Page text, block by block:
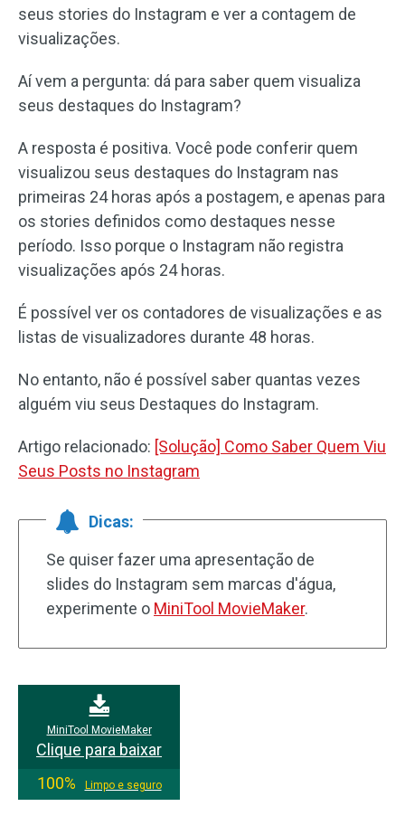
seus stories do Instagram e ver a contagem de
visualizações.
Aí vem a pergunta: dá para saber quem visualiza
seus destaques do Instagram?
A resposta é positiva. Você pode conferir quem
visualizou seus destaques do Instagram nas
primeiras 24 horas após a postagem, e apenas para
os stories definidos como destaques nesse
período. Isso porque o Instagram não registra
visualizações após 24 horas.
É possível ver os contadores de visualizações e as
listas de visualizadores durante 48 horas.
No entanto, não é possível saber quantas vezes
alguém viu seus Destaques do Instagram.
Artigo relacionado: [Solução] Como Saber Quem Viu
Seus Posts no Instagram
Dicas:
Se quiser fazer uma apresentação de
slides do Instagram sem marcas d'água,
experimente o MiniTool MovieMaker.
MiniTool MovieMaker
Clique para baixar
100%
Limpo e seguro